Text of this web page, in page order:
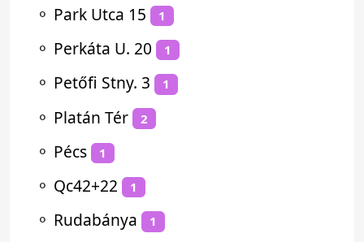
⚬ Park Utca 15 1
⚬ Perkáta U. 20 1
⚬ Petőfi Stny. 3 1
⚬ Platán Tér 2
⚬ Pécs 1
⚬ Qc42+22 1
⚬ Rudabánya 1